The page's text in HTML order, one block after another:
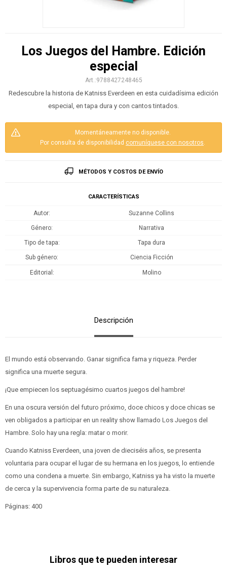
Los Juegos del Hambre. Edición
especial
9788427248465
Redescubre la historia de Katniss Everdeen en esta cuidadísima edición
especial, en tapa dura y con cantos tintados.
Momentáneamente no disponible.
Por consulta de disponibilidad comuníquese con nosotros.
MÉTODOS Y COSTOS DE ENVÍO
CARACTERÍSTICAS
Autor Suzanne Collins
Género Narrativa
Tipo de tapa Tapa dura
Sub género Ciencia Ficción
Editorial Molino
Descripción
El mundo está observando. Ganar significa fama y riqueza. Perder
significa una muerte segura.
¡Que empiecen los septuagésimo cuartos juegos del hambre!
En una oscura versión del futuro próximo, doce chicos y doce chicas se
ven obligados a participar en un reality show llamado Los Juegos del
Hambre. Solo hay una regla: matar o morir.
Cuando Katniss Everdeen, una joven de dieciséis años, se presenta
voluntaria para ocupar el lugar de su hermana en los juegos, lo entiende
como una condena a muerte. Sin embargo, Katniss ya ha visto la muerte
de cerca y la supervivencia forma parte de su naturaleza.
Páginas: 400
Libros que te pueden interesar